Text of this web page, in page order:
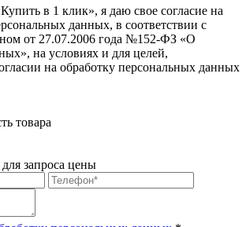
в 1 клик», я даю свое согласие на
данных, в соответствии с
от 27.07.2006 года №152-ФЗ «О
на условиях и для целей,
на обработку персональных данных
товара
запроса цены